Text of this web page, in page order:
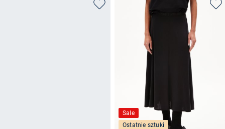
Sale
Ostatnie sztuki